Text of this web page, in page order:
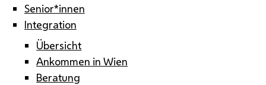
Senior*innen
Integration
Übersicht
Ankommen in Wien
Beratung